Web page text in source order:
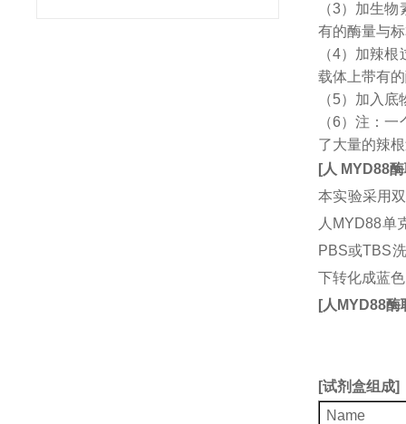
（3）加生
有的酶量与
（4）加辣
载体上带有
（5）加入
（6）注：
了大量的辣
[人 MYD88
本实验采用
人MYD88单
PBS或TBS
下转化成蓝
[人 MYD88酶
[试剂盒组成]
Name